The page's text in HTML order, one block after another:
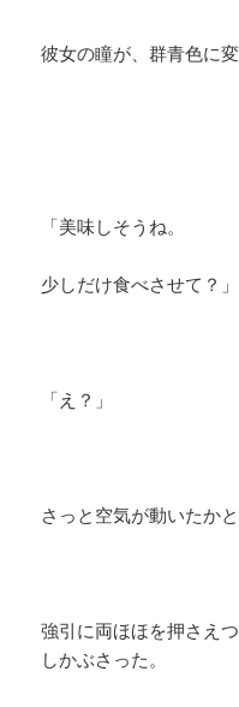
彼女の瞳が、群青色に変
「美味しそうね。
少しだけ食べさせて？」
「え？」
さっと空気が動いたかと
強引に両ほほを押さえ
しかぶさった。